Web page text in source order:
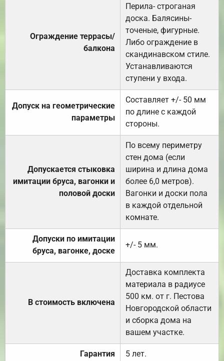
Ограждение террасы/
балкона
Перила- строганая
доска. Балясины-
точеные, фигурные.
Либо ограждение в
скандинавском стиле.
Устанавливаются
ступени у входа.
Допуск на геометрические
параметры
Составляет +/- 50 мм
по длине с каждой
стороны.
Допускается стыковка
имитации бруса, вагонки и
половой доски
По всему периметру
стен дома (если
ширина и длина дома
более 6,0 метров).
Вагонки и доски пола
в каждой отдельной
комнате.
Допуски по имитации
бруса, вагонке, доске
+/- 5 мм.
В стоимость включена
Доставка комплекта
материала в радиусе
500 км. от г. Пестова
Новгородской области
и сборка дома на
вашем участке.
Гарантия 5 лет.